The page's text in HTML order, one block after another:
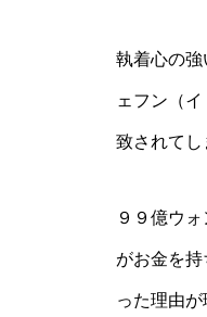
執着心の
ェフン（
致されてし
９９億ウ
がお金を
った理由